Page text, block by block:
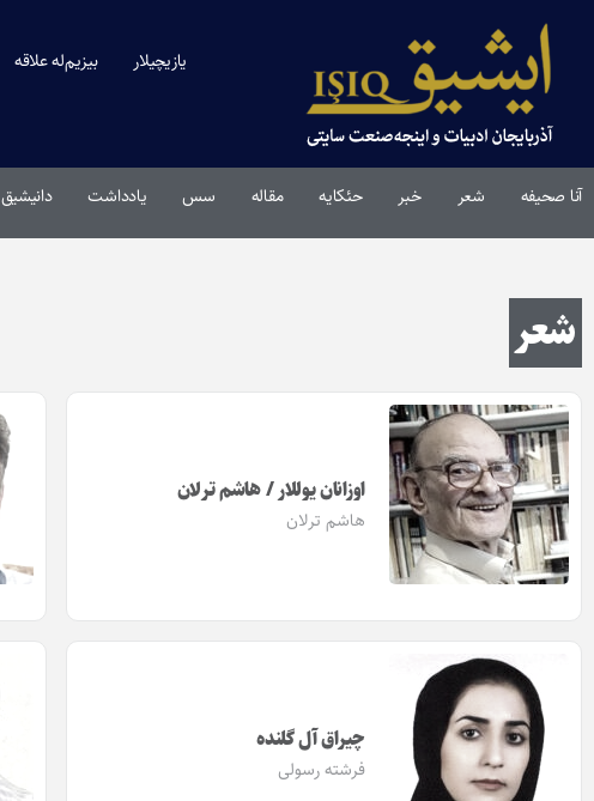
یازیچیلار بیزیم‌له علاقه
آنا صحیفه شعر خبر حئکایه مقاله‌ سس یادداشت دانیشیق
شعر
اوزانان یوللار / هاشم ترلان
هاشم ترلان
چیراق آل گلنده
فرشته رسولی